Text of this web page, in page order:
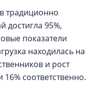
традиционно
достигла 95%,
показатели
находилась на
и рост
соответственно.